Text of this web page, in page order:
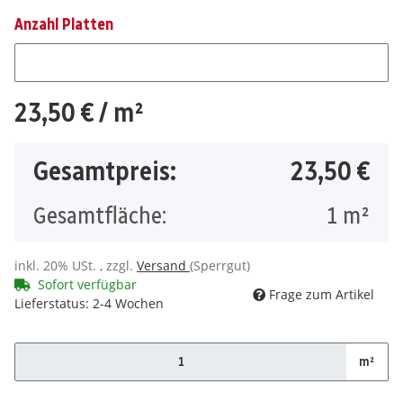
Anzahl Platten
23,50 €/ m²
Gesamtpreis:
23,50 €
Gesamtfläche: 1 m²
inkl. 20% USt. , zzgl. Versand (Sperrgut)
Sofort verfügbar
Lieferstatus: 2-4 Wochen
Frage zum Artikel
m²